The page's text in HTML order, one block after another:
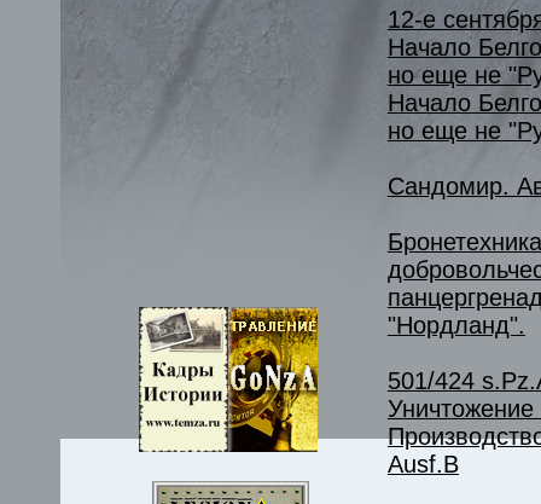
12-е
Начало
но еще не
Начало
но еще не
Сандомир.
"Нордланд".
501/424
Уничтожение
Ausf.B